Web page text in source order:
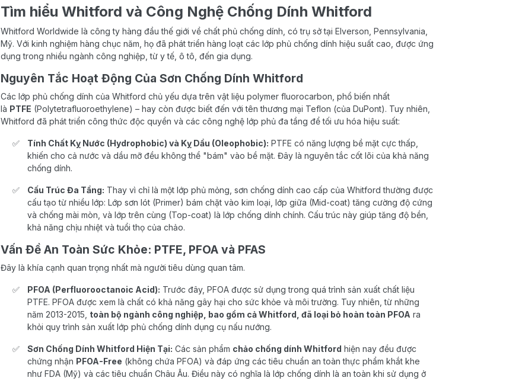
Tìm hiểu Whitford và Công Nghệ Chống Dính Whitford
Whitford Worldwide là công ty hàng đầu thế giới về chất phủ chống dính, có trụ sở tại Elverson, Pennsylvania,
Mỹ. Với kinh nghiệm hàng chục năm, họ đã phát triển hàng loạt các lớp phủ chống dính hiệu suất cao, được ứng
dụng trong nhiều ngành công nghiệp, từ y tế, ô tô, đến gia dụng.
Nguyên Tắc Hoạt Động Của Sơn Chống Dính Whitford
Các lớp phủ chống dính của Whitford chủ yếu dựa trên vật liệu polymer fluorocarbon, phổ biến nhất
là PTFE (Polytetrafluoroethylene) – hay còn được biết đến với tên thương mại Teflon (của DuPont). Tuy nhiên,
Whitford đã phát triển công thức độc quyền và các công nghệ lớp phủ đa tầng để tối ưu hóa hiệu suất:
Tính Chất Kỵ Nước (Hydrophobic) và Kỵ Dầu (Oleophobic): PTFE có năng lượng bề mặt cực thấp,
khiến cho cả nước và dầu mỡ đều không thể "bám" vào bề mặt. Đây là nguyên tắc cốt lõi của khả năng
chống dính.
Cấu Trúc Đa Tầng: Thay vì chỉ là một lớp phủ mỏng, sơn chống dính cao cấp của Whitford thường được
cấu tạo từ nhiều lớp: Lớp sơn lót (Primer) bám chặt vào kim loại, lớp giữa (Mid-coat) tăng cường độ cứng
và chống mài mòn, và lớp trên cùng (Top-coat) là lớp chống dính chính. Cấu trúc này giúp tăng độ bền,
khả năng chịu nhiệt và tuổi thọ của chảo.
Vấn Đề An Toàn Sức Khỏe: PTFE, PFOA và PFAS
Đây là khía cạnh quan trọng nhất mà người tiêu dùng quan tâm.
PFOA (Perfluorooctanoic Acid): Trước đây, PFOA được sử dụng trong quá trình sản xuất chất liệu
PTFE. PFOA được xem là chất có khả năng gây hại cho sức khỏe và môi trường. Tuy nhiên, từ những
năm 2013-2015, toàn bộ ngành công nghiệp, bao gồm cả Whitford, đã loại bỏ hoàn toàn PFOA ra
khỏi quy trình sản xuất lớp phủ chống dính dụng cụ nấu nướng.
Sơn Chống Dính Whitford Hiện Tại: Các sản phẩm chảo chống dính Whitford hiện nay đều được
chứng nhận PFOA-Free (không chứa PFOA) và đáp ứng các tiêu chuẩn an toàn thực phẩm khắt khe
như FDA (Mỹ) và các tiêu chuẩn Châu Âu. Điều này có nghĩa là lớp chống dính là an toàn khi sử dụng ở